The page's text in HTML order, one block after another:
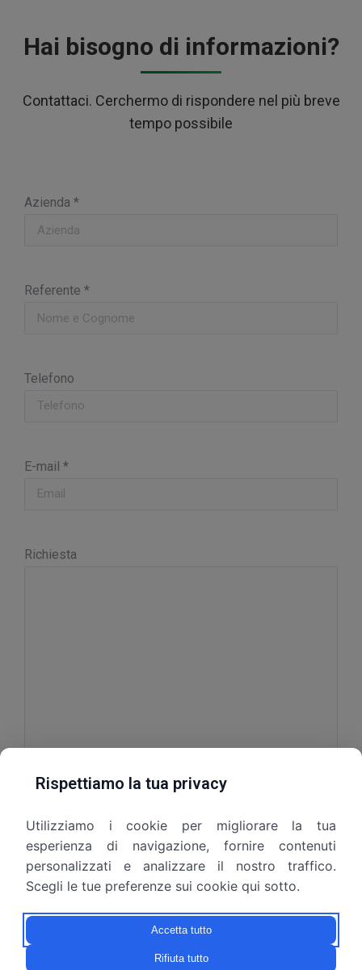
Hai bisogno di informazioni?
Contattaci. Cerchermo di rispondere nel più breve
tempo possibile
Azienda *
Referente *
Telefono
E-mail *
Richiesta
Autorizzo il trattamento dei dati trasmessi, ai
sensi dell’Art. 6 del Regolamento UE 2016/679, per le
finalità riportate nella sezione privacy.*
Rispettiamo la tua privacy
Utilizziamo i cookie per migliorare la tua
esperienza di navigazione, fornire contenuti
personalizzati e analizzare il nostro traffico.
Scegli le tue preferenze sui cookie qui sotto.
Accetta tutto
Rifiuta tutto